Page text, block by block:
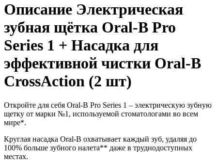
Описание Электрическая
зубная щётка Oral-B Pro
Series 1 + Насадка для
эффективной чистки Oral-B
CrossAction (2 шт)
Откройте для себя Oral-B Pro Series 1 – электрическую зубную
щетку от марки №1, используемой стоматологами во всем
мире*.
Круглая насадка Oral-B охватывает каждый зуб, удаляя до
100% больше зубного налета** даже в труднодоступных
местах.